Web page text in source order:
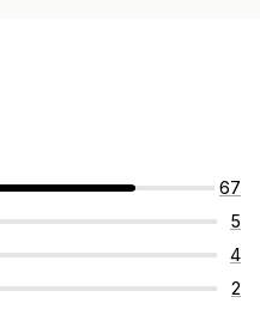
67
5
4
2